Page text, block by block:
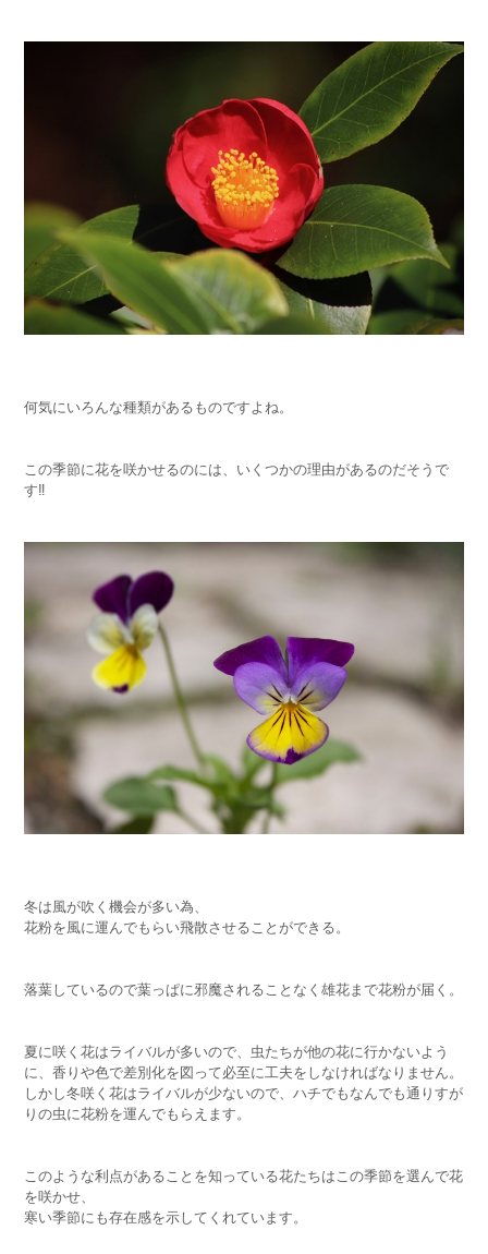
何気にいろんな種類があるものですよね。
この季節に花を咲かせるのには、いくつかの理由があるのだそうで
す‼︎
冬は風が吹く機会が多い為、
花粉を風に運んでもらい飛散させることができる。
落葉しているので葉っぱに邪魔されることなく雄花まで花粉が届く。
夏に咲く花はライバルが多いので、虫たちが他の花に行かないよう
に、香りや色で差別化を図って必至に工夫をしなければなりません。
しかし冬咲く花はライバルが少ないので、ハチでもなんでも通りすが
りの虫に花粉を運んでもらえます。
このような利点があることを知っている花たちはこの季節を選んで花
を咲かせ、
寒い季節にも存在感を示してくれています。